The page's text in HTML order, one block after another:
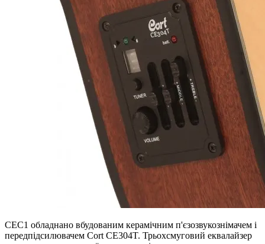
CEC1 обладнано вбудованим керамічним п'єзозвукознімачем і
передпідсилювачем Cort CE304T. Трьохсмуговий еквалайзер